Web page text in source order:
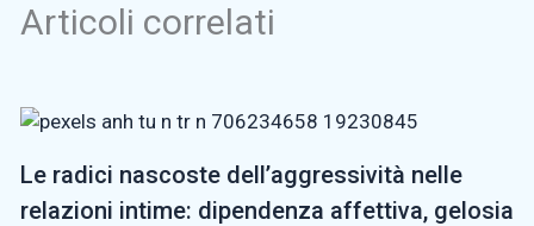
Articoli correlati
Le radici nascoste dell’aggressività nelle
relazioni intime: dipendenza affettiva, gelosia